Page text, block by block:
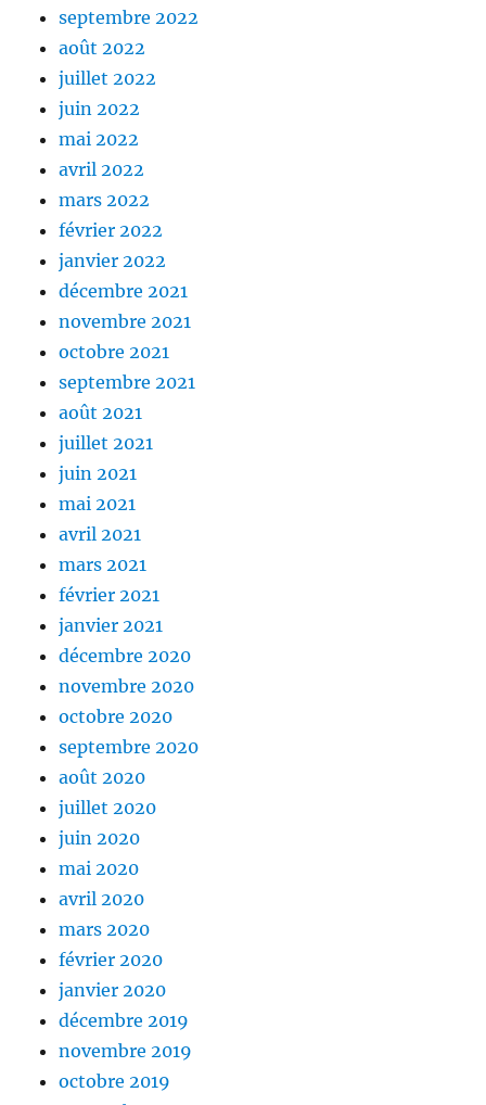
septembre 2022
août 2022
juillet 2022
juin 2022
mai 2022
avril 2022
mars 2022
février 2022
janvier 2022
décembre 2021
novembre 2021
octobre 2021
septembre 2021
août 2021
juillet 2021
juin 2021
mai 2021
avril 2021
mars 2021
février 2021
janvier 2021
décembre 2020
novembre 2020
octobre 2020
septembre 2020
août 2020
juillet 2020
juin 2020
mai 2020
avril 2020
mars 2020
février 2020
janvier 2020
décembre 2019
novembre 2019
octobre 2019